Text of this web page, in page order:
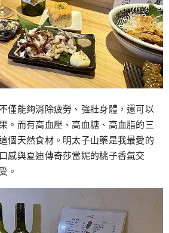
僅能夠消除疲勞、強壯身體，還可以
。而有高血壓、高血糖、高血脂的三
個天然食材。明太子山藥是我最愛的
感與夏迪傳奇莎當妮的桃子香氣交
。